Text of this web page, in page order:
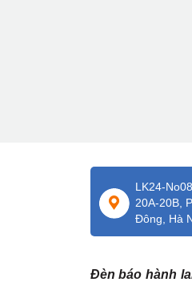
LK24-
20A-20B,
Đông, Hà
Đèn báo hành